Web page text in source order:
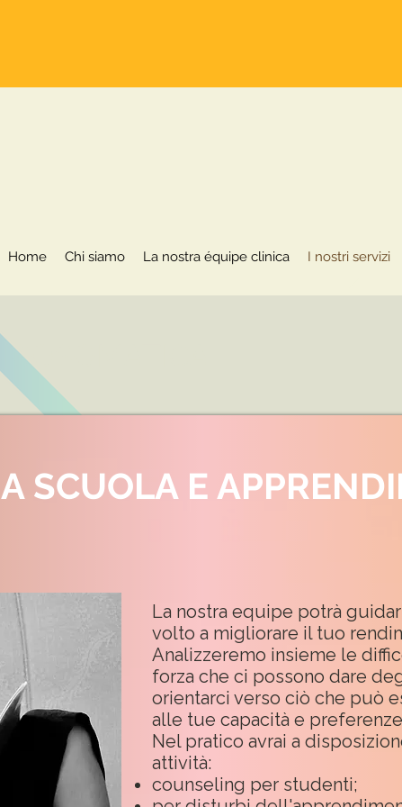
Home Chi siamo La nostra équipe clinica I nostri servizi
SCUOLA E
La nostra equipe potrà
volto a migliorare il tuo
Analizzeremo insieme le
forza che ci possono dare
orientarci verso ciò che può
alle tue capacità e
Nel pratico avrai a
attività:
counseling per studenti;